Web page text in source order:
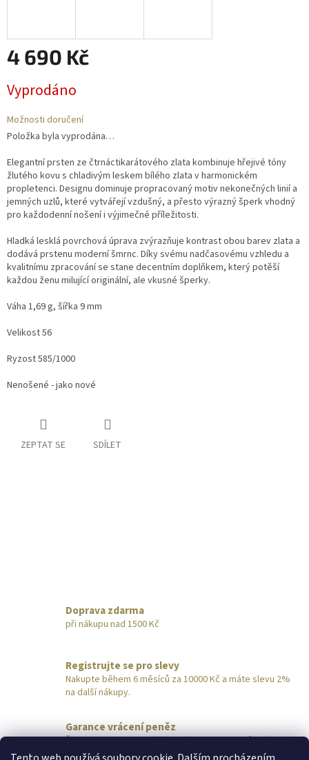
4 690 Kč
cena:
Vyprodáno
Možnosti doručení
Položka byla vyprodána…
Elegantní prsten ze čtrnáctikarátového zlata kombinuje hřejivé tóny
žlutého kovu s chladivým leskem bílého zlata v harmonickém
propletenci. Designu dominuje propracovaný motiv nekonečných linií a
jemných uzlů, které vytvářejí vzdušný, a přesto výrazný šperk vhodný
pro každodenní nošení i výjimečné příležitosti.
Hladká lesklá povrchová úprava zvýrazňuje kontrast obou barev zlata a
dodává prstenu moderní šmrnc. Díky svému nadčasovému vzhledu a
kvalitnímu zpracování se stane decentním doplňkem, který potěší
každou ženu milující originální, ale vkusné šperky.
Váha 1,69 g, šířka 9 mm
Velikost 56
Ryzost 585/1000
Nenošené - jako nové
ZEPTAT SE SDÍLET
Doprava zdarma
při nákupu nad 1500 Kč
Registrujte se pro slevy
Nakupte během 6 měsíců za 10000 Kč a máte slevu 2%
na další nákupy.
Garance vrácení peněz
Šperk nevyhovuje? Pošlete nám ho do 14 dnů zpět,
obratem vrátíme peníze.